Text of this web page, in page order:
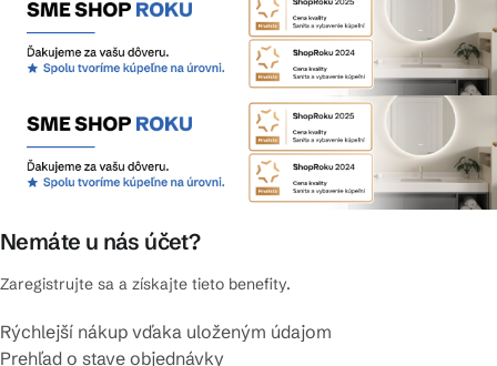
Nemáte u nás účet?
Zaregistrujte sa a získajte tieto benefity.
Rýchlejší nákup vďaka uloženým údajom
Prehľad o stave objednávky